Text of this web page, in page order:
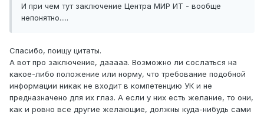
И при чем тут заключение Центра МИР ИТ - вообще
непонятно.....
Спасибо, поищу цитаты.
А вот про заключение, дааааа. Возможно ли сослаться на
какое-либо положение или норму, что требование подобной
информации никак не входит в компетенцию УК и не
предназначено для их глаз. А если у них есть желание, то они,
как и ровно все другие желающие, должны куда-нибудь сами